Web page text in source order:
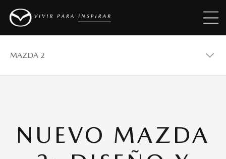
MAZDA 2
MAZDA 3
NUEVO MAZDA